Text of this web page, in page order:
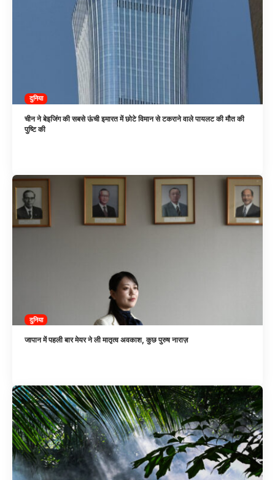
दुनिया
चीन ने बेइजिंग की सबसे ऊंची इमारत में छोटे विमान से टकराने वाले पायलट की मौत की
पुष्टि की
दुनिया
जापान में पहली बार मेयर ने ली मातृत्व अवकाश, कुछ पुरुष नाराज़